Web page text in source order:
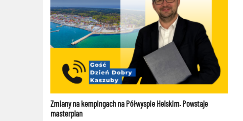
Zmiany na kempingach na Półwyspie Helskim. Powstaje
masterplan